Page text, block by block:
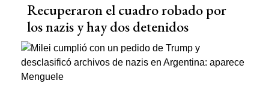
Recuperaron el cuadro robado por
los nazis y hay dos detenidos